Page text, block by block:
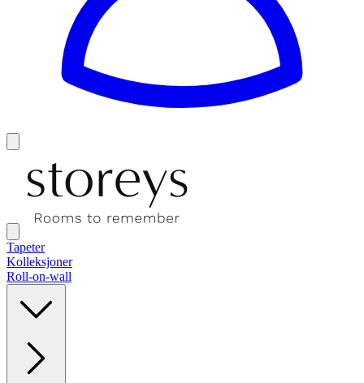
Tapeter
Kolleksjoner
Roll-on-wall